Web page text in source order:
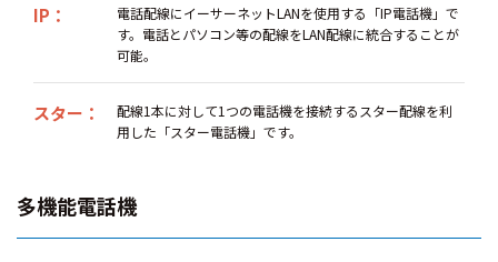
IP：
電話配線にイーサーネットLANを使用する「IP電話機」で
す。電話とパソコン等の配線をLAN配線に統合することが
可能。
スター：
配線1本に対して1つの電話機を接続するスター配線を利
用した「スター電話機」です。
多機能電話機